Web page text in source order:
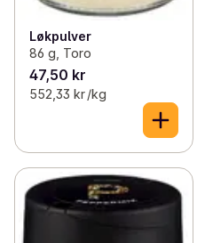
Løkpulver
86 g, Toro
47,50 kr
552,33 kr /kg